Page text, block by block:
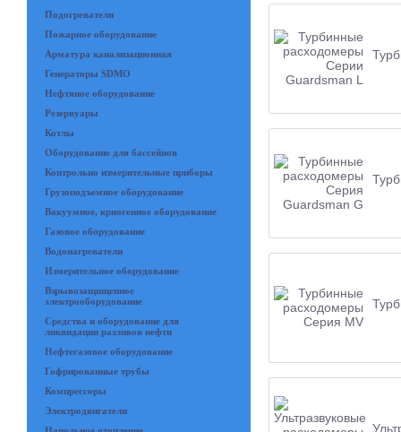
Подогреватели
Пожарное оборудование
Арматура канализационная
Генераторы SDMO
Нефтяное оборудование
Резервуары
Котлы
Оборудование для бассейнов
Контрольно измерительные приборы
Грузоподъемное оборудование
Вакуумное, криогенное оборудование
Газовое оборудование
Водонагреватели
Измерительное оборудование
Взрывозащищенное
электрооборудование
Средства и оборудование для
ликвидации разливов нефти
Нефтегазовое оборудование
Гофрированные трубы
Компрессоры
Электродвигатели
Напольное отопление